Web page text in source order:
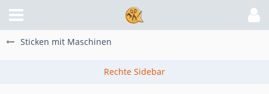
Sticken mit Maschinen